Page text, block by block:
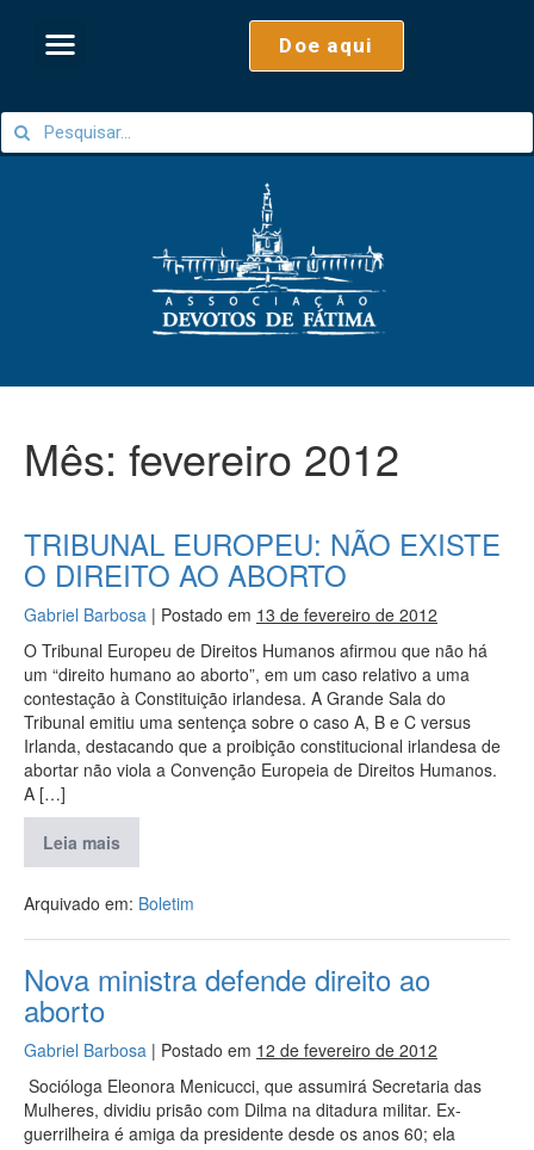
Doe aqui
Mês: fevereiro 2012
TRIBUNAL EUROPEU: NÃO EXISTE
O DIREITO AO ABORTO
Gabriel Barbosa | Postado em 13 de fevereiro de 2012
O Tribunal Europeu de Direitos Humanos afirmou que não há
um “direito humano ao aborto”, em um caso relativo a uma
contestação à Constituição irlandesa. A Grande Sala do
Tribunal emitiu uma sentença sobre o caso A, B e C versus
Irlanda, destacando que a proibição constitucional irlandesa de
abortar não viola a Convenção Europeia de Direitos Humanos.
A […]
Leia mais
Arquivado em: Boletim
Nova ministra defende direito ao
aborto
Gabriel Barbosa | Postado em 12 de fevereiro de 2012
Socióloga Eleonora Menicucci, que assumirá Secretaria das
Mulheres, dividiu prisão com Dilma na ditadura militar. Ex-
guerrilheira é amiga da presidente desde os anos 60; ela